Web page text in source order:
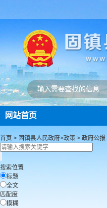
网站首页
首页 > 固镇县人民政府>政策 > 政府公报
搜索位置
标题
全文
匹配度
模糊